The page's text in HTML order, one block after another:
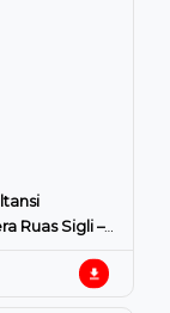
Ruas Sigli –